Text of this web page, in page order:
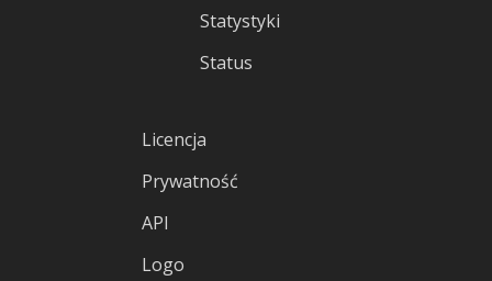
Statystyki
Status
Licencja
Prywatność
API
Logo